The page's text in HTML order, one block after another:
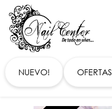
Ir al contenido
NUEVO! OFERTAS